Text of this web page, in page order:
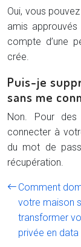
Oui, vous
amis
compte d’une
crée.
Puis-je
sans me
Non. Pour
connecter à
du mot de
récupération.
Comment
votre maison
transformer
privée en data